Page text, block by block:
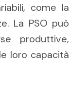
come la
La PSO può
produttive,
loro capacità